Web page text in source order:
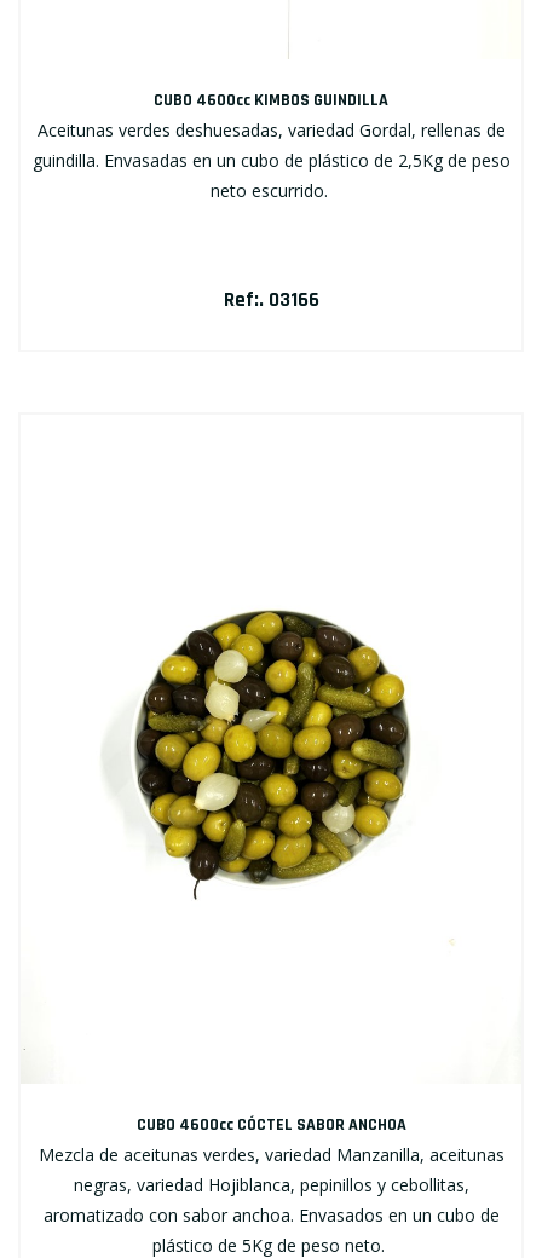
CUBO 4600cc KIMBOS GUINDILLA
Aceitunas verdes deshuesadas, variedad Gordal, rellenas de
guindilla. Envasadas en un cubo de plástico de 2,5Kg de peso
neto escurrido.
Ref:. 03166
CUBO 4600cc CÓCTEL SABOR ANCHOA
Mezcla de aceitunas verdes, variedad Manzanilla, aceitunas
negras, variedad Hojiblanca, pepinillos y cebollitas,
aromatizado con sabor anchoa. Envasados en un cubo de
plástico de 5Kg de peso neto.